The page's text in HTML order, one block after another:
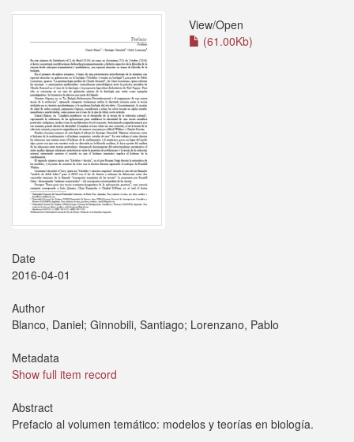
View/Open
(61.00Kb)
Date
2016-04-01
Author
Blanco, Daniel; Ginnobili, Santiago; Lorenzano, Pablo
Metadata
Show full item record
Abstract
Prefacio al volumen temático: modelos y teorías en biología.